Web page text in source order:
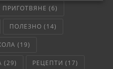
(6)
ПОЛЕЗНО (14)
(19)
(29) РЕЦЕПТИ (17)